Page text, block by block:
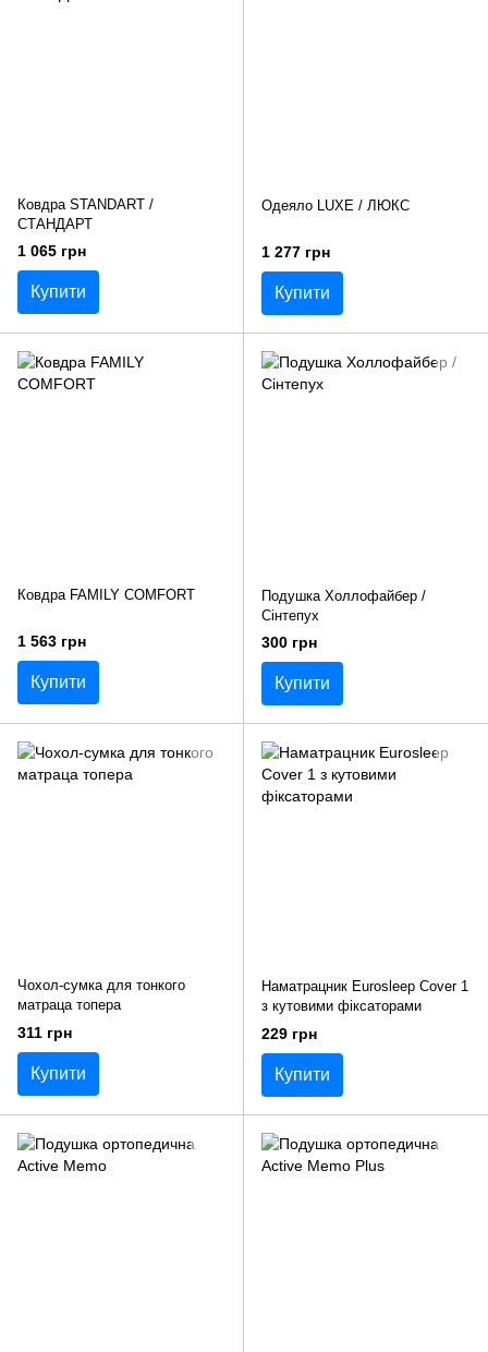
Ковдра STANDART /
СТАНДАРТ
1 065 грн
Купити
Одеяло LUXE / ЛЮКС
1 277 грн
Купити
Ковдра FAMILY COMFORT
1 563 грн
Купити
Подушка Холлофайбер /
Сінтепух
300 грн
Купити
Чохол-сумка для тонкого
матраца топера
311 грн
Купити
Наматрацник Eurosleep Cover 1
з кутовими фіксаторами
229 грн
Купити